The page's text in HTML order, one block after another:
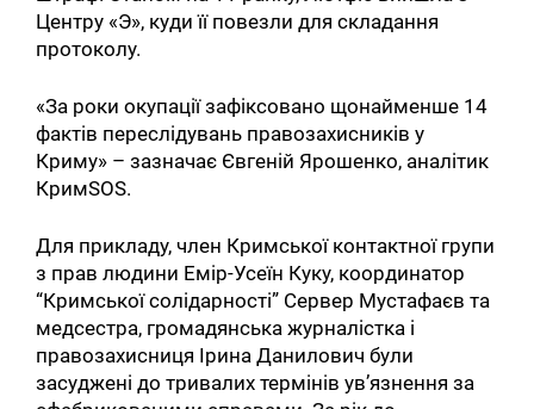
Центру «Э», куди її повезли для складання
протоколу.
«За роки окупації зафіксовано щонайменше 14
фактів переслідувань правозахисників у
Криму» – зазначає Євгеній Ярошенко, аналітик
КримSOS.
Для прикладу, член Кримської контактної групи
з прав людини Емір-Усеїн Куку, координатор
“Кримської солідарності” Сервер Мустафаєв та
медсестра, громадянська журналістка і
правозахисниця Ірина Данилович були
засуджені до тривалих термінів ув’язнення за